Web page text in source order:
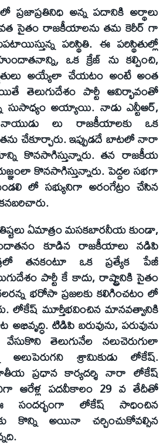
అన్న పదానికి అర్థాలు
రాజకీయాలను తమ కెరీర్ గా
పరిస్థితి. ఈ పరిస్థితుల్లో
ఒక క్రేజ్ ను కల్పించి,
అయ్యేలా చేయటం అంటే అంత
తెలుగుదేశం పార్టీ ఆవిర్భావంతో
అయ్యాయి. నాడు ఎన్టీఆర్,
నాయుడు లు రాజకీయాలకు ఒక
చేకూర్చారు. ఇప్పుడదే బాటలో నారా
కొనసాగిస్తున్నారు. తన రాజకీయ
కొనసాగిస్తున్నారు. పెద్దల సభగా
లో సభ్యునిగా అరంగేట్రం చేసిన
ఏమాత్రం మసకబారనీయ కుండా,
కూడిన రాజకీయాలు నడిపి
తనకంటూ ఒక ప్రత్యేక పేజీ
పార్టీ కే కాదు, రాష్ట్రానికి సైతం
భరోసా ప్రజలకు కలిగించటం లో
లోకేష్ మూర్తీభవించిన మానవత్వానికి
టిడిపి బరువును, పరువును
తెలుగునేల నలుచెరుగులా
అలుపెరుగని శ్రామికుడు లోకేష్.
ప్రధాన కార్యదర్శి నారా లోకేష్
ఆరేళ్ల పదవీకాలం 29 వ తేదీతో
సందర్భంగా లోకేష్ సాధించిన
కొన్ని అయినా చర్చించుకోవల్సిన